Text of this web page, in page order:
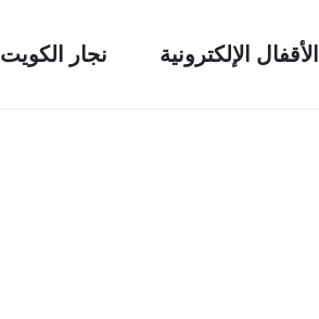
الأقفال الإلكترونية نجار الكويت